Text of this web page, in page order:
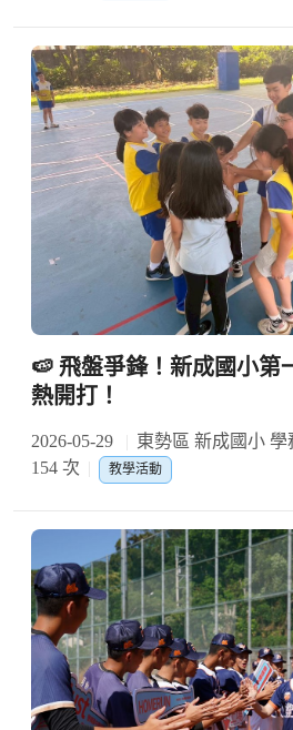
🍉 飛盤爭鋒！新成國小第
熱開打！
2026-05-29 東勢區 新成國小 學
154 次
教學活動